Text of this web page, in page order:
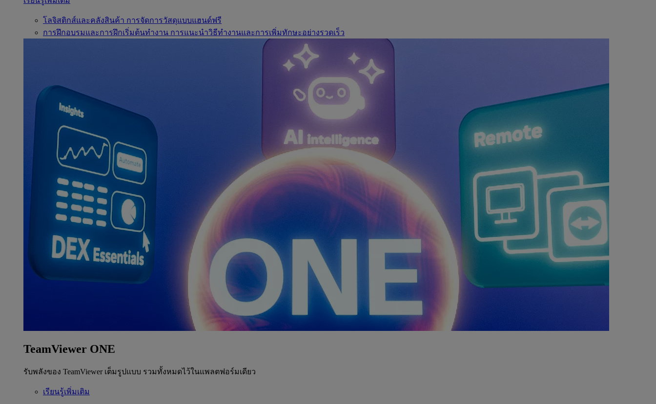
โลจิสติกส์และคลังสินค้า การจัดการวัสดุแบบแฮนด์ฟรี
การฝึกอบรมและการฝึกเริ่มต้นทำงาน การแนะนำวิธีทำงานและการเพิ่มทักษะอย่างรวดเร็ว
TeamViewer ONE
รับพลังของ TeamViewer เต็มรูปแบบ รวมทั้งหมดไว้ในแพลตฟอร์มเดียว
เรียนรู้เพิ่มเติม